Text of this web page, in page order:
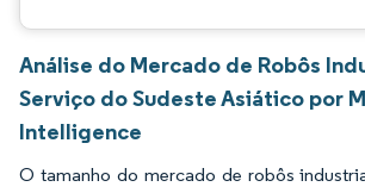
Análise do Mercado de Robôs
Serviço do Sudeste Asiático por
Intelligence
O tamanho do mercado de robôs